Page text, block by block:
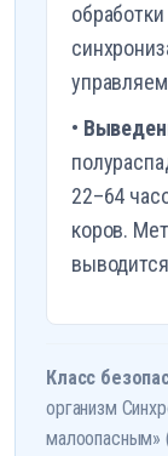
•
22–64
коров.
Класс
организм
малоопасным»